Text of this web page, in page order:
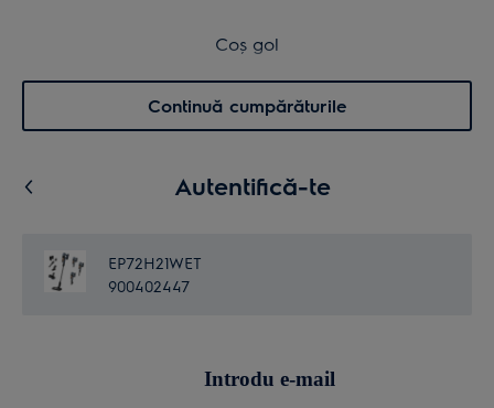
Menu 0
Coș de cumpărături
Coș gol
Continuă cumpărăturile
Autentifică-te
EP72H21WET
900402447
Introdu e-mail